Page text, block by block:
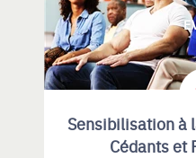
Sensibilisation à
Cédants et